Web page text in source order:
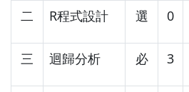
二 R程式設計 選 0
三 迴歸分析 必 3